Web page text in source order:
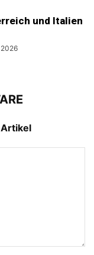
und Italien